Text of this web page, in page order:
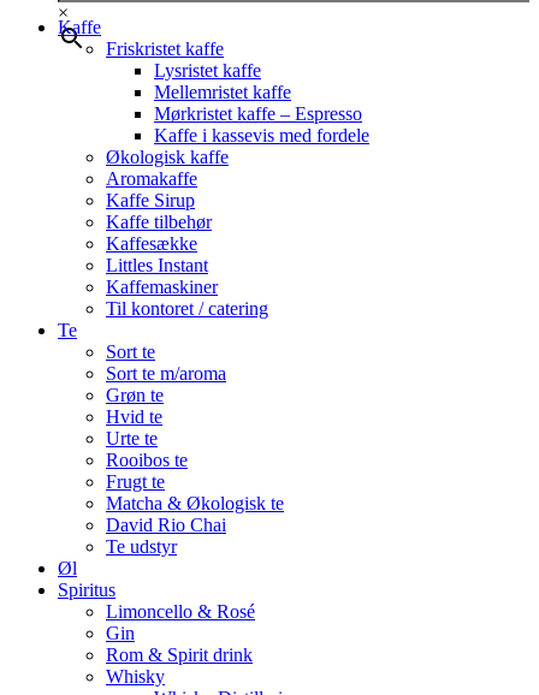
×
Kaffe
Friskristet kaffe
Lysristet kaffe
Mellemristet kaffe
Mørkristet kaffe – Espresso
Kaffe i kassevis med fordele
Økologisk kaffe
Aromakaffe
Kaffe Sirup
Kaffe tilbehør
Kaffesække
Littles Instant
Kaffemaskiner
Til kontoret / catering
Te
Sort te
Sort te m/aroma
Grøn te
Hvid te
Urte te
Rooibos te
Frugt te
Matcha & Økologisk te
David Rio Chai
Te udstyr
Øl
Spiritus
Limoncello & Rosé
Gin
Rom & Spirit drink
Whisky